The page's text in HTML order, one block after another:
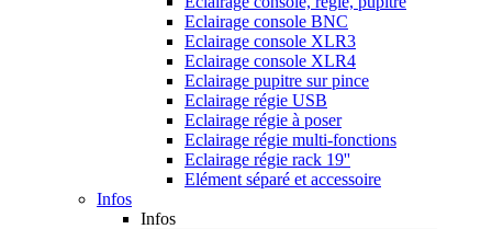
Eclairage console BNC
Eclairage console XLR3
Eclairage console XLR4
Eclairage pupitre sur pince
Eclairage régie USB
Eclairage régie à poser
Eclairage régie multi-fonctions
Eclairage régie rack 19''
Elément séparé et accessoire
Infos
Infos